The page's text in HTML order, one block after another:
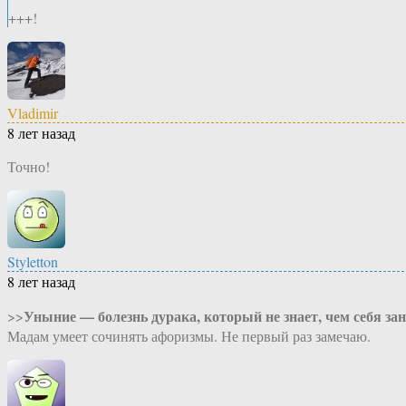
+++!
Vladimir
8 лет назад
Точно!
Styletton
8 лет назад
>>Уныние — болезнь дурака, который не знает, чем себя
Мадам умеет сочинять афоризмы. Не первый раз замечаю.